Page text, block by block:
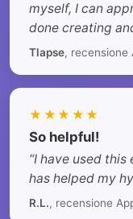
myself, I can
done creating
Tlapse, recensione
★★★★★
So helpful!
“I have used
has helped my
R.L., recensione